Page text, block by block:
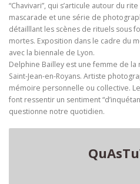
“Chavivari”, qui s’articule autour du
mascarade et une série de
détailllant les scènes de rituels sous
mortes. Exposition dans le cadre du
avec la biennale de Lyon.
Delphine Bailley est une femme de la
Saint-Jean-en-Royans. Artiste
mémoire personnelle ou collective.
font ressentir un sentiment
questionne notre quotidien.